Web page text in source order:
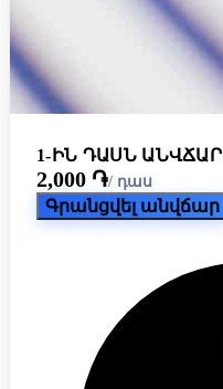
1-ԻՆ ԴԱՍՆ ԱՆՎՃԱՐ
2,000 ֏/ դաս
Գրանցվել անվճար